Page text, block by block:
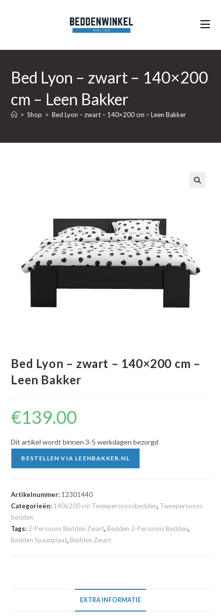
Bed Lyon – zwart – 140×200
cm – Leen Bakker
> Shop > Bed Lyon – zwart – 140×200 cm – Leen Bakker
Bed Lyon – zwart – 140×200 cm –
Leen Bakker
€139.00
Dit artikel wordt binnen 3-5 werkdagen bezorgd
BESTELLEN VIA LEENBAKKER.NL
Artikelnummer: 12301440
Categorieën: 140x200 cm Tweepersoonsbedden, Tweepersoons
bedden
Tags: 2-Persoons Bedden Zwart, Bedden 2-Persoons Bedden,
Bedden Spaanplaat, Bedden Zwart
EXTRA INFORMATIE